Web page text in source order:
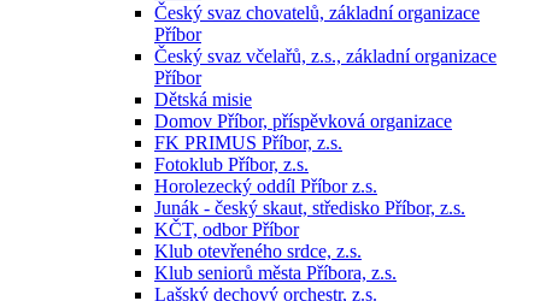
Český svaz chovatelů, základní organizace
Příbor
Český svaz včelařů, z.s., základní organizace
Příbor
Dětská misie
Domov Příbor, příspěvková organizace
FK PRIMUS Příbor, z.s.
Fotoklub Příbor, z.s.
Horolezecký oddíl Příbor z.s.
Junák - český skaut, středisko Příbor, z.s.
KČT, odbor Příbor
Klub otevřeného srdce, z.s.
Klub seniorů města Příbora, z.s.
Lašský dechový orchestr, z.s.